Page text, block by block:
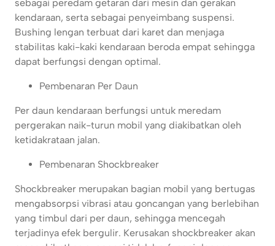
sebagai peredam getaran dari mesin dan gerakan
kendaraan, serta sebagai penyeimbang suspensi.
Bushing lengan terbuat dari karet dan menjaga
stabilitas kaki-kaki kendaraan beroda empat sehingga
dapat berfungsi dengan optimal.
Pembenaran Per Daun
Per daun kendaraan berfungsi untuk meredam
pergerakan naik-turun mobil yang diakibatkan oleh
ketidakrataan jalan.
Pembenaran Shockbreaker
Shockbreaker merupakan bagian mobil yang bertugas
mengabsorpsi vibrasi atau goncangan yang berlebihan
yang timbul dari per daun, sehingga mencegah
terjadinya efek bergulir. Kerusakan shockbreaker akan